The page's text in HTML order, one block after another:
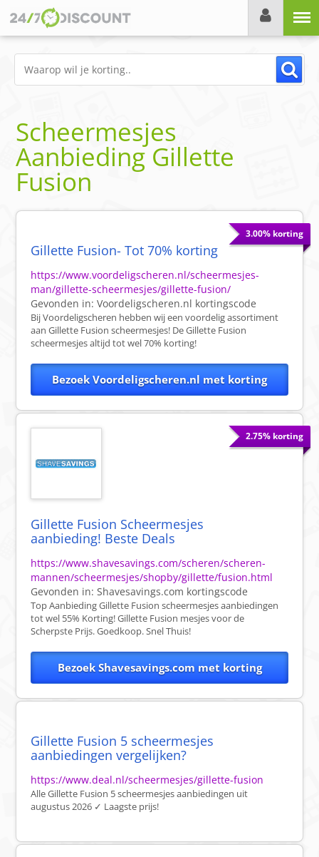
Scheermesjes
Aanbieding Gillette
Fusion
3.00% korting
Gillette Fusion- Tot 70% korting
https://www.voordeligscheren.nl/scheermesjes-
man/gillette-scheermesjes/gillette-fusion/
Gevonden in:Voordeligscheren.nl kortingscode
Bij Voordeligscheren hebben wij een voordelig assortiment
aan Gillette Fusion scheermesjes! De Gillette Fusion
scheermesjes altijd tot wel 70% korting!
Bezoek Voordeligscheren.nl met korting
2.75% korting
Gillette Fusion Scheermesjes
aanbieding! Beste Deals
https://www.shavesavings.com/scheren/scheren-
mannen/scheermesjes/shopby/gillette/fusion.html
Gevonden in:Shavesavings.com kortingscode
Top Aanbieding Gillette Fusion scheermesjes aanbiedingen
tot wel 55% Korting! Gillette Fusion mesjes voor de
Scherpste Prijs. Goedkoop. Snel Thuis!
Bezoek Shavesavings.com met korting
Gillette Fusion 5 scheermesjes
aanbiedingen vergelijken?
https://www.deal.nl/scheermesjes/gillette-fusion
Alle Gillette Fusion 5 scheermesjes aanbiedingen uit
augustus 2026 ✓ Laagste prijs!